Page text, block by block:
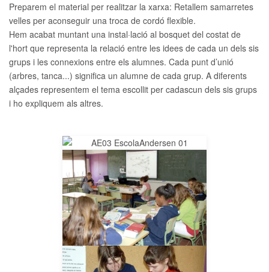
Preparem el material per realitzar la xarxa: Retallem samarretes
velles per aconseguir una troca de cordó flexible.
Hem acabat muntant una instal·lació al bosquet del costat de
l'hort que representa la relació entre les idees de cada un dels sis
grups i les connexions entre els alumnes. Cada punt d’unió
(arbres, tanca...) significa un alumne de cada grup. A diferents
alçades representem el tema escollit per cadascun dels sis grups
i ho expliquem als altres.
__AMPLIAR__
__AMPLIAR__